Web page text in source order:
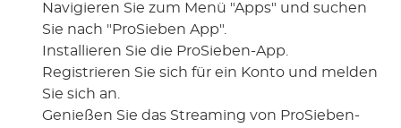
Navigieren Sie zum Menü "Apps" und suchen
Sie nach "ProSieben App".
Installieren Sie die ProSieben-App.
Registrieren Sie sich für ein Konto und melden
Sie sich an.
Genießen Sie das Streaming von ProSieben-